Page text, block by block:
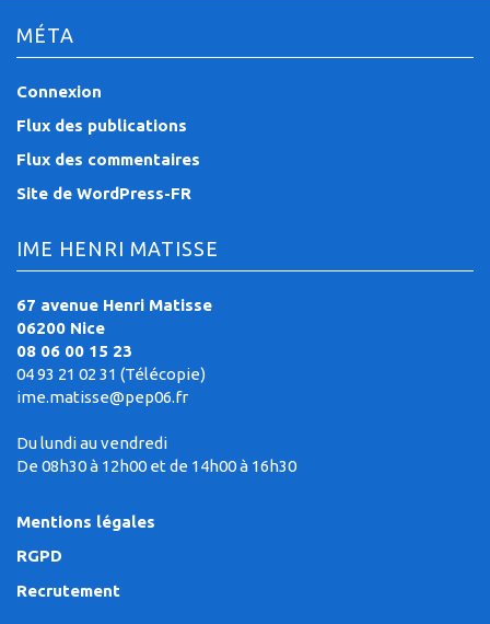
MÉTA
Connexion
Flux des publications
Flux des commentaires
Site de WordPress-FR
IME HENRI MATISSE
67 avenue Henri Matisse
06200 Nice
08 06 00 15 23
04 93 21 02 31 (Télécopie)
ime.matisse@pep06.fr
Du lundi au vendredi
De 08h30 à 12h00 et de 14h00 à 16h30
Mentions légales
RGPD
Recrutement